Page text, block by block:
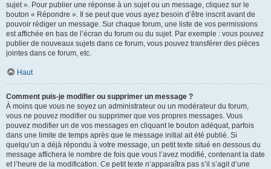
sujet ». Pour publier une réponse à un sujet ou un message, cliquez sur le
bouton « Répondre ». Il se peut que vous ayez besoin d’être inscrit avant de
pouvoir rédiger un message. Sur chaque forum, une liste de vos permissions
est affichée en bas de l’écran du forum ou du sujet. Par exemple : vous pouvez
publier de nouveaux sujets dans ce forum, vous pouvez transférer des pièces
jointes dans ce forum, etc.
Haut
Comment puis-je modifier ou supprimer un message ?
À moins que vous ne soyez un administrateur ou un modérateur du forum,
vous ne pouvez modifier ou supprimer que vos propres messages. Vous
pouvez modifier un de vos messages en cliquant le bouton adéquat, parfois
dans une limite de temps après que le message initial ait été publié. Si
quelqu’un a déjà répondu à votre message, un petit texte situé en dessous du
message affichera le nombre de fois que vous l’avez modifié, contenant la date
et l’heure de la modification. Ce petit texte n’apparaîtra pas s’il s’agit d’une